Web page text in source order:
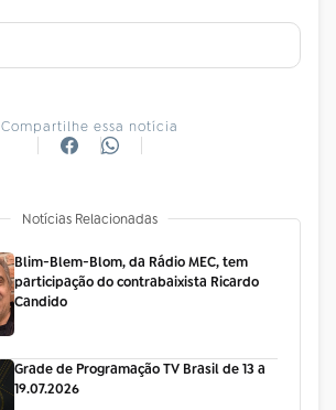
Compartilhe essa notícia
Notícias Relacionadas
Blim-Blem-Blom, da Rádio MEC, tem
participação do contrabaixista Ricardo
Candido
Grade de Programação TV Brasil de 13 a
19.07.2026